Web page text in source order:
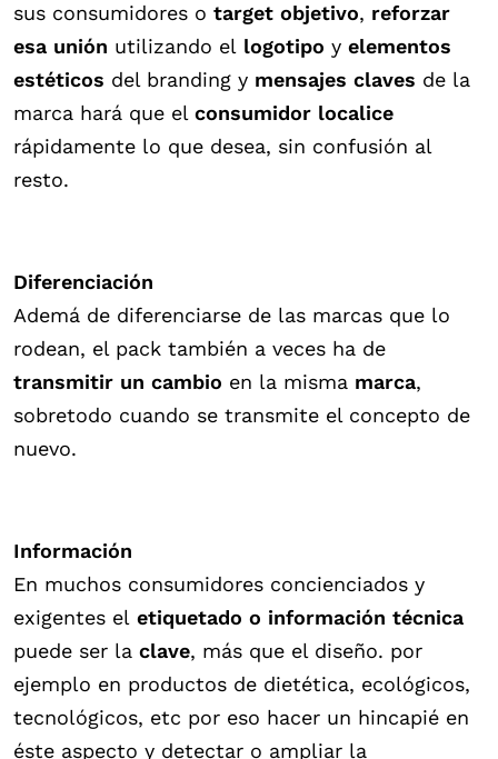
sus consumidores o target objetivo, reforzar
esa unión utilizando el logotipo y elementos
estéticos del branding y mensajes claves de la
marca hará que el consumidor localice
rápidamente lo que desea, sin confusión al
resto.
Diferenciación
Ademá de diferenciarse de las marcas que lo
rodean, el pack también a veces ha de
transmitir un cambio en la misma marca,
sobretodo cuando se transmite el concepto de
nuevo.
Información
En muchos consumidores concienciados y
exigentes el etiquetado o información técnica
puede ser la clave, más que el diseño. por
ejemplo en productos de dietética, ecológicos,
tecnológicos, etc por eso hacer un hincapié en
éste aspecto y detectar o ampliar la